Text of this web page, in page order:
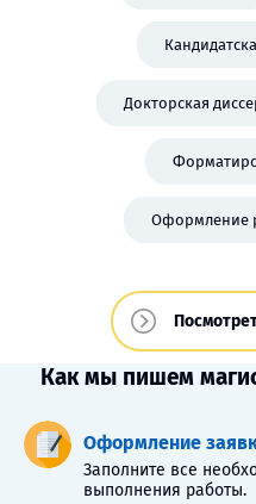
Докторская
Оформление
Как мы пишем
Оформление
Заполните все
выполнения работы.